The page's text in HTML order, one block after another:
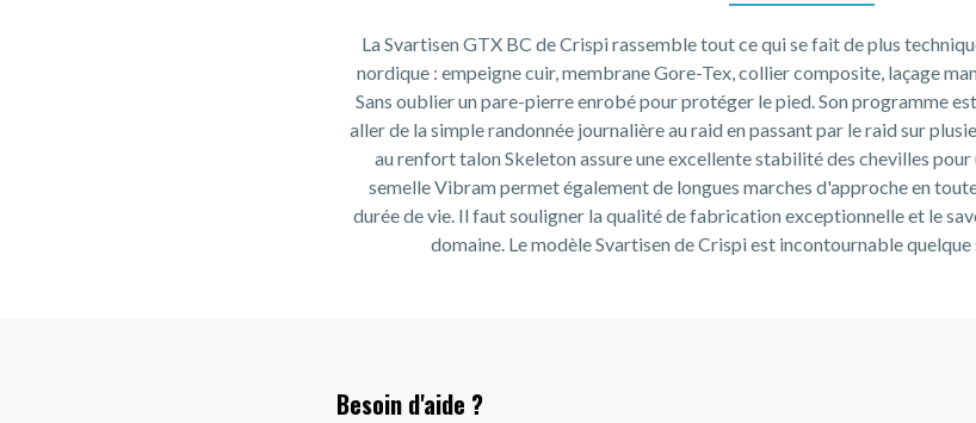
La Svartisen GTX BC de Crispi rassemble tout ce qui se fait de plus
nordique : empeigne cuir, membrane Gore-Tex, collier composite, laçage
Sans oublier un pare-pierre enrobé pour protéger le pied. Son programme
aller de la simple randonnée journalière au raid en passant par le raid sur
au renfort talon Skeleton assure une excellente stabilité des chevilles pour
semelle Vibram permet également de longues marches d'approche en
durée de vie. Il faut souligner la qualité de fabrication exceptionnelle et le
domaine. Le modèle Svartisen de Crispi est incontournable
Besoin d'aide ?